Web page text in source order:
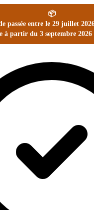
📦
passée entre le 29 juillet
à partir du 3 septembre